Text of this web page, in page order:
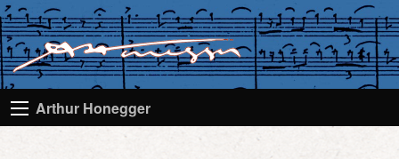
Arthur Honegger